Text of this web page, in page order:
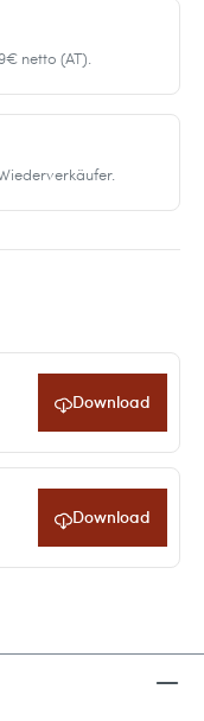
netto (AT).
Download
Download